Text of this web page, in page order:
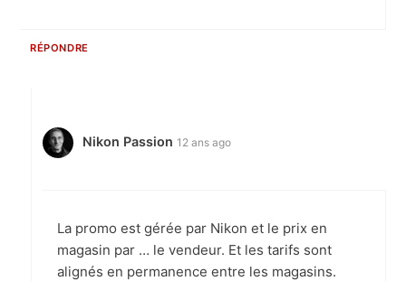
RÉPONDRE
Nikon Passion 12 ans ago
La promo est gérée par Nikon et le prix en
magasin par … le vendeur. Et les tarifs sont
alignés en permanence entre les magasins.